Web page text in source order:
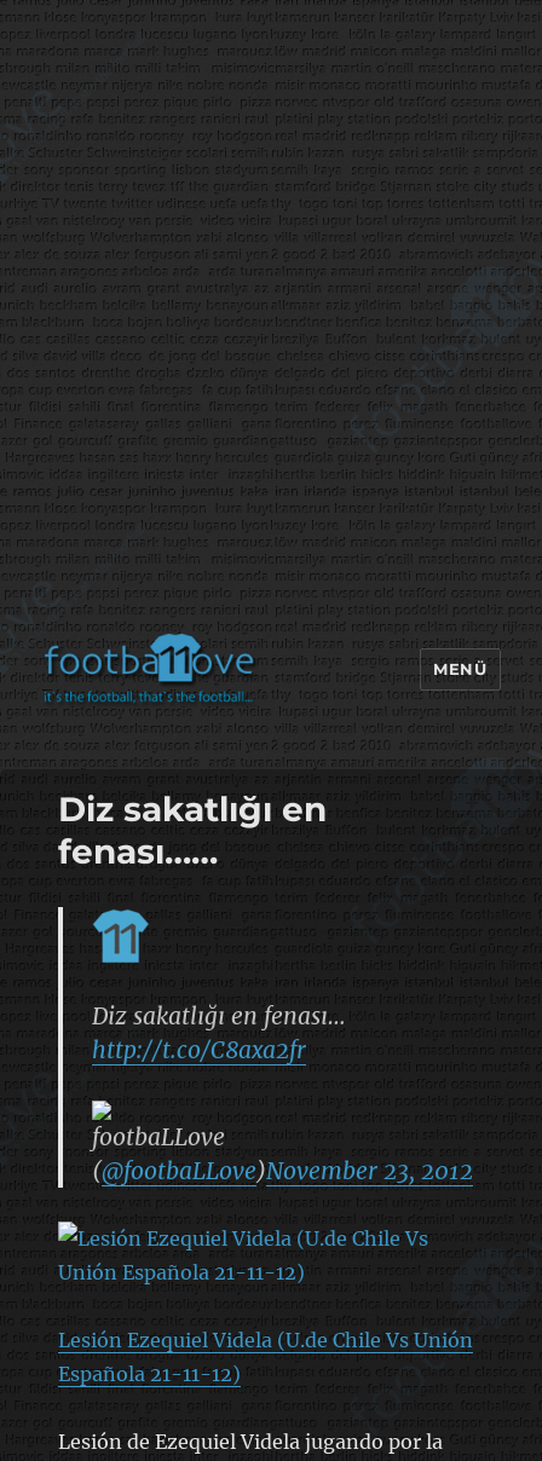
footbaLLove
MENÜ
Diz sakatlığı en
fenası……
Diz sakatlığı en fenası…
http://t.co/C8axa2fr
footbaLLove
(@footbaLLove)November 23, 2012
Lesión Ezequiel Videla (U.de Chile Vs Unión
Española 21-11-12)
Lesión de Ezequiel Videla jugando por la